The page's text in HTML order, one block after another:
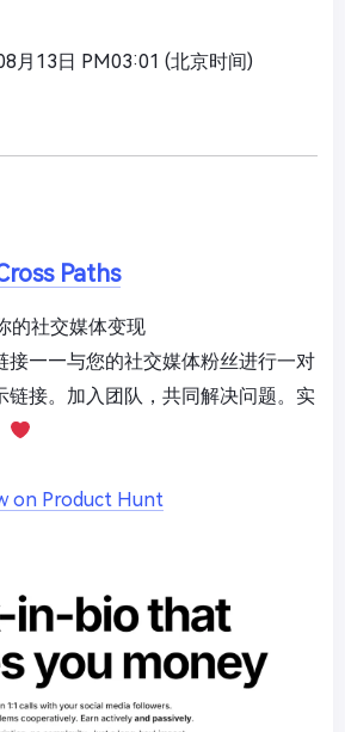
月13日 PM03:01 (北京时间)
Paths
的社交媒体变现
接——与您的社交媒体粉丝进行一对
链接。加入团队，共同解决问题。实
on Product Hunt